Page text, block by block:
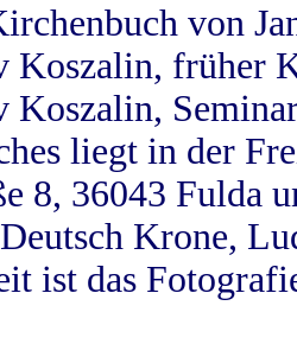
von
Koszalin, früher
Koszalin,
liegt in der
8, 36043 Fulda
Krone,
ist das